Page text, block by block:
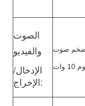
الصوت
والفيديو
الإدخال/
الإخراج:
صوت